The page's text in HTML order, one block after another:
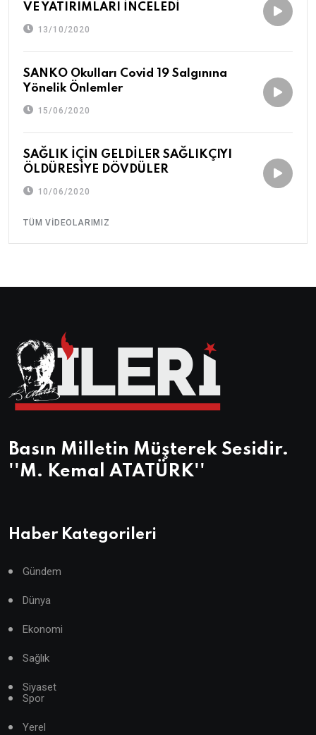
VE YATIRIMLARI İNCELEDİ
13/10/2020
SANKO Okulları Covid 19 Salgınına
Yönelik Önlemler
15/06/2020
SAĞLIK İÇİN GELDİLER SAĞLIKÇIYI
ÖLDÜRESİYE DÖVDÜLER
10/06/2020
TÜM VIDEOLARIMIZ
Basın Milletin Müşterek Sesidir.
''M. Kemal ATATÜRK''
Haber Kategorileri
Gündem
Dünya
Ekonomi
Sağlık
Siyaset
Spor
Yerel